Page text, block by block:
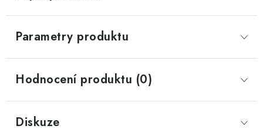
Parametry produktu
Hodnocení produktu (0)
Diskuze